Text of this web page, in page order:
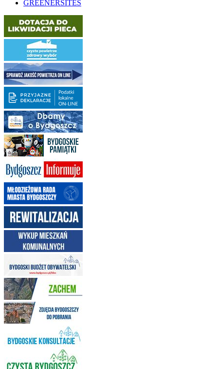
GREENERSITES